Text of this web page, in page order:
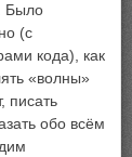
Было
(с
кода), как
«волны»
писать
обо всём